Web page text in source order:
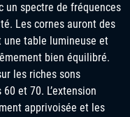
un spectre de fréquences
Les cornes auront des
une table lumineuse et
bien équilibré.
les riches sons
et 70. L’extension
apprivoisée et les